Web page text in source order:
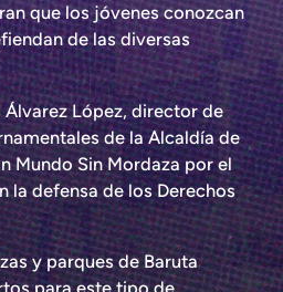
que los jóvenes conozcan
de las diversas
López, director de
de la Alcaldía de
Mundo Sin Mordaza por el
la defensa de los Derechos
y parques de Baruta